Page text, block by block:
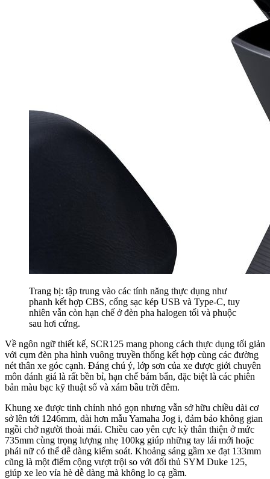
Trang bị: tập trung vào các tính năng thực dụng như
phanh kết hợp CBS, cổng sạc kép USB và Type-C, tuy
nhiên vẫn còn hạn chế ở đèn pha halogen tối và phuộc
sau hơi cứng.
Về ngôn ngữ thiết kế, SCR125 mang phong cách thực dụng tối giản
với cụm đèn pha hình vuông truyền thống kết hợp cùng các đường
nét thân xe góc cạnh. Đáng chú ý, lớp sơn của xe được giới chuyên
môn đánh giá là rất bền bỉ, hạn chế bám bẩn, đặc biệt là các phiên
bản màu bạc kỹ thuật số và xám bầu trời đêm.
Khung xe được tinh chỉnh nhỏ gọn nhưng vẫn sở hữu chiều dài cơ
sở lên tới 1246mm, dài hơn mẫu Yamaha Jog i, đảm bảo không gian
ngồi chở người thoải mái. Chiều cao yên cực kỳ thân thiện ở mức
735mm cùng trọng lượng nhẹ 100kg giúp những tay lái mới hoặc
phái nữ có thể dễ dàng kiểm soát. Khoảng sáng gầm xe đạt 133mm
cũng là một điểm cộng vượt trội so với đối thủ SYM Duke 125,
giúp xe leo vỉa hè dễ dàng mà không lo cạ gầm.